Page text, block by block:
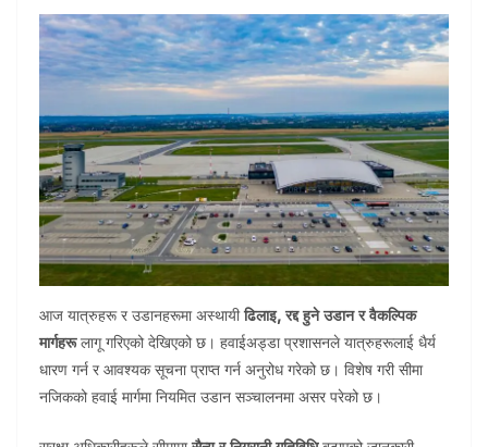
आज यात्रुहरू र उडानहरूमा अस्थायीढिलाइ, रद्द हुने उडान र वैकल्पिक
मार्गहरूलागू गरिएको देखिएको छ। हवाईअड्डा प्रशासनले यात्रुहरूलाई धैर्य
धारण गर्न र आवश्यक सूचना प्राप्त गर्न अनुरोध गरेको छ। विशेष गरी सीमा
नजिकको हवाई मार्गमा नियमित उडान सञ्चालनमा असर परेको छ।